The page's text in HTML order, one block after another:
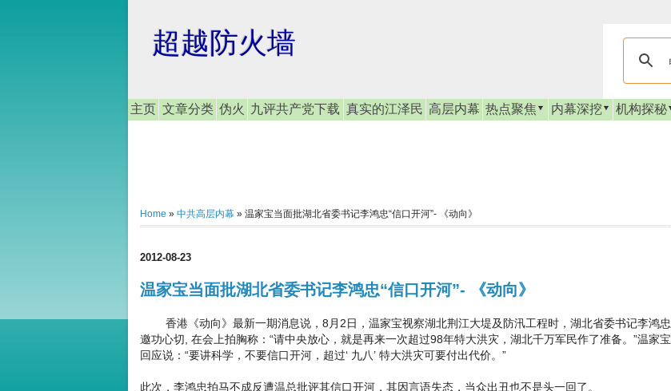
超越防火墙
主页 文章分类 伪火 九评共产党下载 真实的江泽民 高层内幕 热点聚焦 内幕深挖 机构探秘
Home » 中共高层内幕 » 温家宝当面批湖北省委书记李鸿忠“信口开河”- 《动向》
2012-08-23
温家宝当面批湖北省委书记李鸿忠“信口开河”- 《动向》
香港《动向》最新一期消息说，8月2日，温家宝视察湖北荆江大堤及防汛工程时，湖北省委书记李鸿忠
邀功心切, 在会上拍胸称：“请中央放心，就是再来一次超过98年特大洪灾，湖北千万军民作了准备。”温家宝
回应说：“要讲科学，不要信口开河，超过‘ 九八’ 特大洪灾可要付出代价。”
此次，李鸿忠拍马不成反遭温总批评其信口开河，其因言语失态，当众出丑也不是头一回了。